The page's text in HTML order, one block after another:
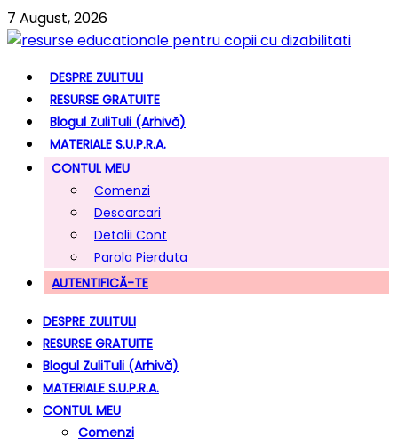
7 August, 2026
DESPRE ZULITULI
RESURSE GRATUITE
Blogul ZuliTuli (arhivă)
MATERIALE S.U.P.R.A.
CONTUL MEU
Comenzi
Descarcari
Detalii Cont
Parola Pierduta
AUTENTIFICĂ-TE
DESPRE ZULITULI
RESURSE GRATUITE
Blogul ZuliTuli (arhivă)
MATERIALE S.U.P.R.A.
CONTUL MEU
Comenzi